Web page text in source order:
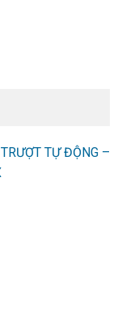
TỰ ĐỘNG –